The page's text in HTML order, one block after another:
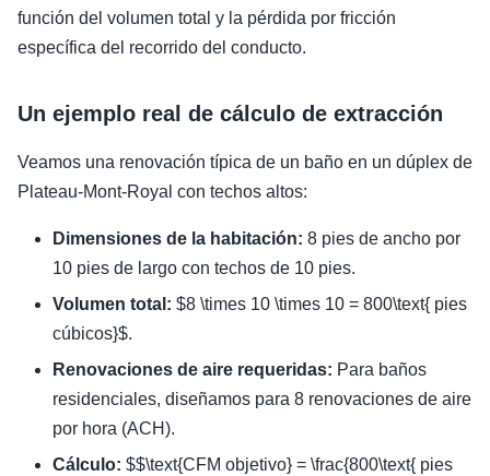
función del volumen total y la pérdida por fricción
específica del recorrido del conducto.
Un ejemplo real de cálculo de extracción
Veamos una renovación típica de un baño en un dúplex de
Plateau-Mont-Royal con techos altos:
Dimensiones de la habitación: 8 pies de ancho por
10 pies de largo con techos de 10 pies.
Volumen total: $8 \times 10 \times 10 = 800\text{ pies
cúbicos}$.
Renovaciones de aire requeridas: Para baños
residenciales, diseñamos para 8 renovaciones de aire
por hora (ACH).
Cálculo: $$\text{CFM objetivo} = \frac{800\text{ pies